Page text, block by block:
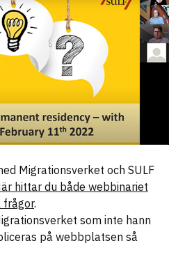
Migrationsverket och SULF
hittar du både webbinariet
frågor.
som inte hann
på webbplatsen så